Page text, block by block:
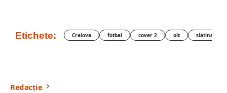
Etichete: Craiova fotbal cover 2 olt slatina
Redacție